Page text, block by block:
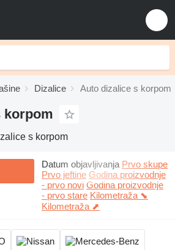
Dizalice Auto dizalice s korpom
korpom
s korpom
Datum objavljivanja Prvo skupe
Prvo jeftine Godina proizvodnje
- prvo novi Godina proizvodnje
- prvo stare Kilometraža ⬊
Kilometraža ⬈